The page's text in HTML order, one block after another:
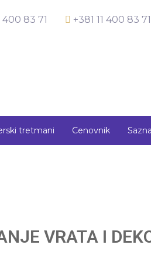
400 83 71 +381 11 400 83 71
tretmani Cenovnik
VRATA I